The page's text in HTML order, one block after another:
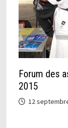
Forum des
2015
12